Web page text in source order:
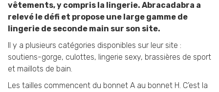
vêtements, y compris la lingerie. Abracadabra a
relevé le défi et propose une large gamme de
lingerie de seconde main sur son site.
Il y a plusieurs catégories disponibles sur leur site :
soutiens-gorge, culottes, lingerie sexy, brassières de sport
et maillots de bain.
Les tailles commencent du bonnet A au bonnet H. C’est la